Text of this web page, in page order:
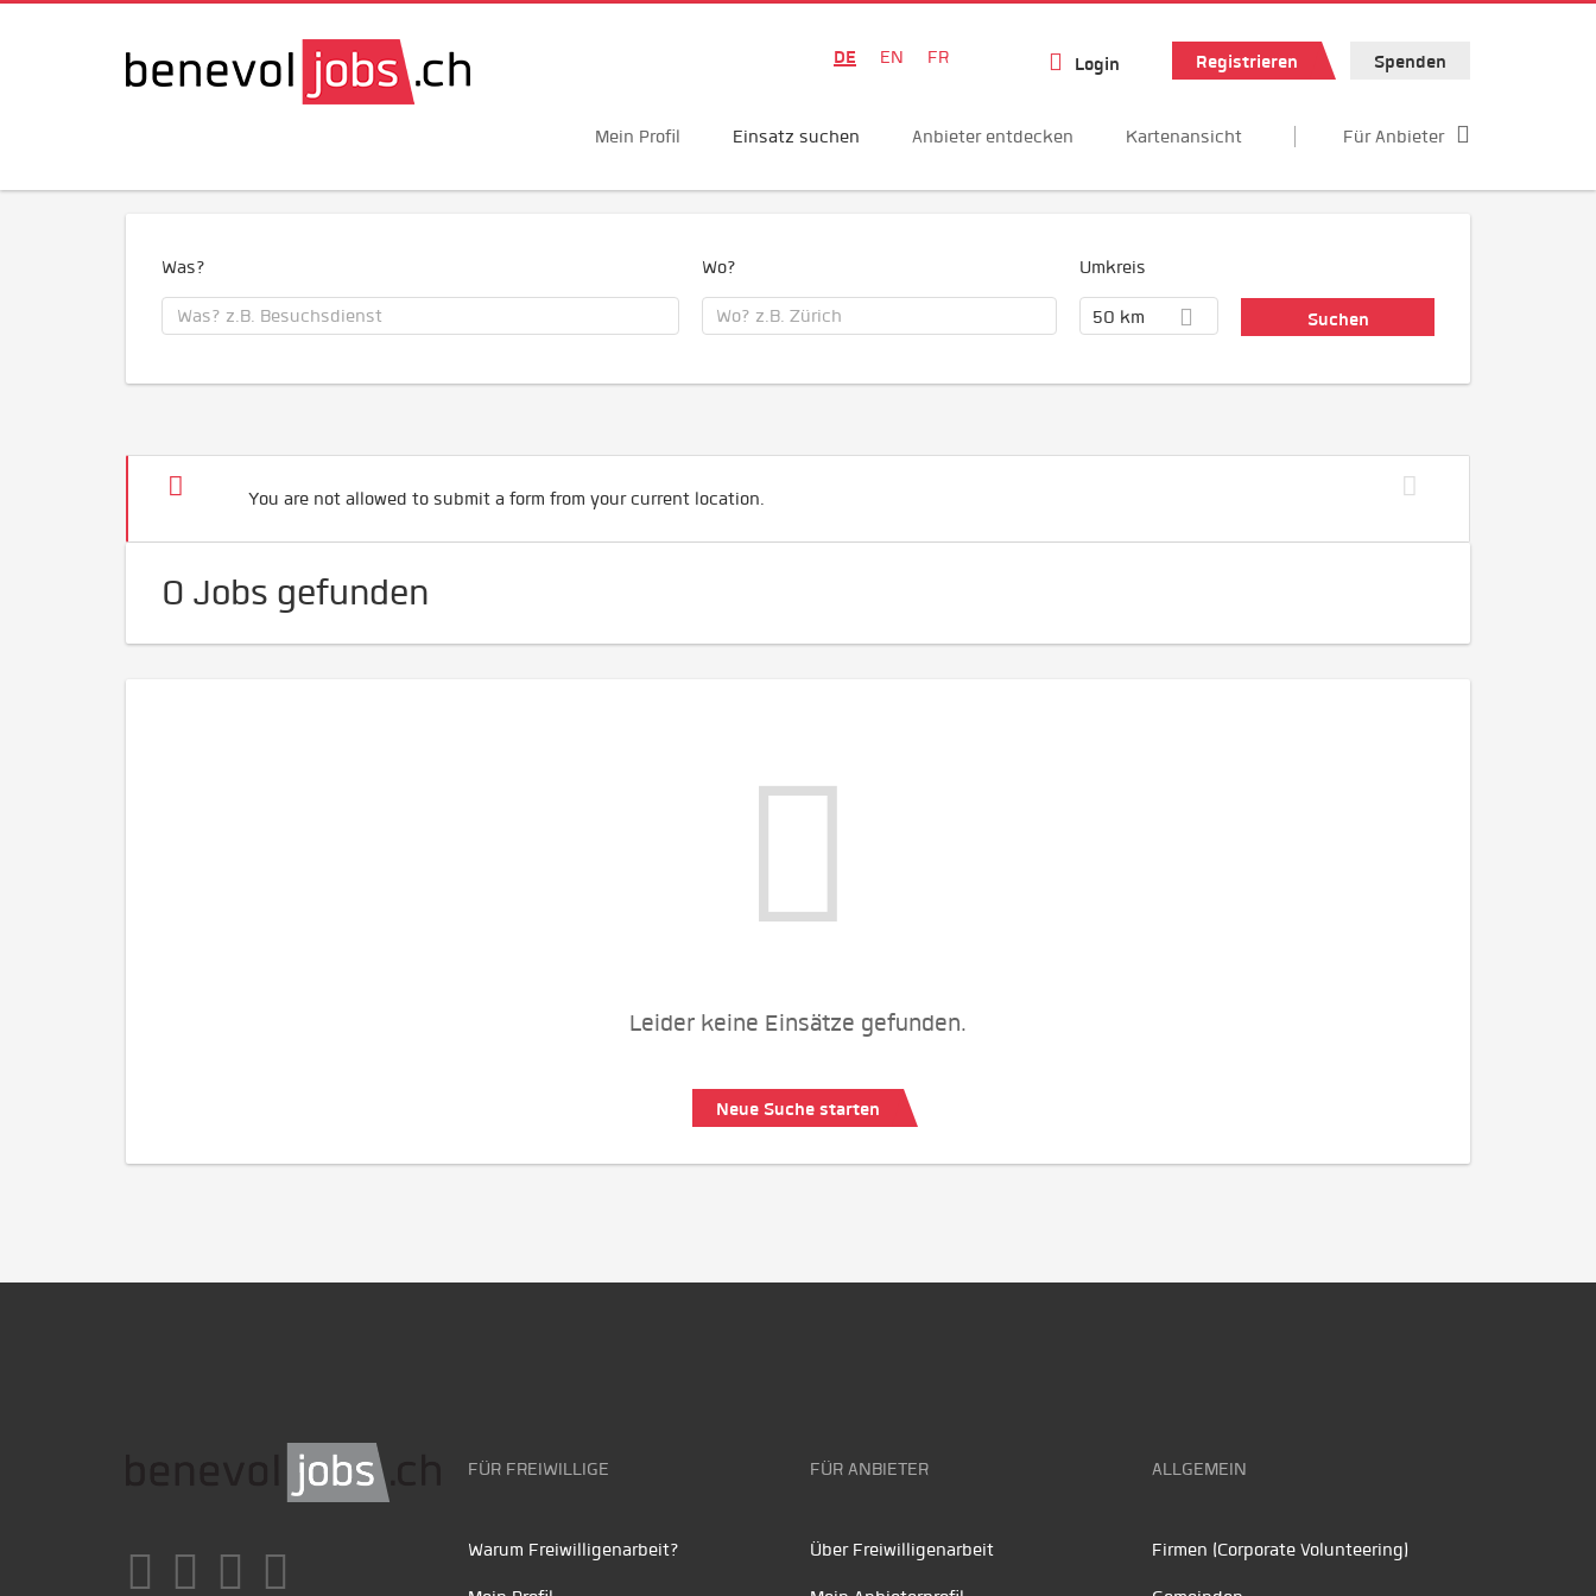
DE EN FR Login Registrieren Spenden
Mein Profil Einsatz suchen Anbieter entdecken Kartenansicht Für Anbieter
Was? Wo? Umkreis
50 km
You are not allowed to submit a form from your current location.
0 Jobs gefunden
Leider keine Einsätze gefunden.
Neue Suche starten
FÜR FREIWILLIGE
Warum Freiwilligenarbeit?
FÜR ANBIETER
Über Freiwilligenarbeit
ALLGEMEIN
Firmen (Corporate Volunteering)